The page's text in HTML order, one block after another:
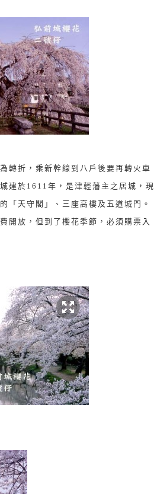
轉折，乘新幹線到八戶後要再轉火車
建於 1611 年，是津輕藩主之居城，現
「天守閣」、三座高樓及五道城門。
開放，但到了櫻花季節，必須購票入